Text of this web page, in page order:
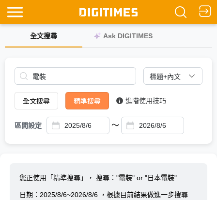
全文搜尋 Ask DIGITIMES
全文搜尋 精準搜尋 進階使用技巧
區間設定 ～
您正使用「精準搜尋」， 搜尋："電裝" or "日本電裝"
日期： 2025/8/6~2026/8/6 ，根據目前結果做進一步搜尋